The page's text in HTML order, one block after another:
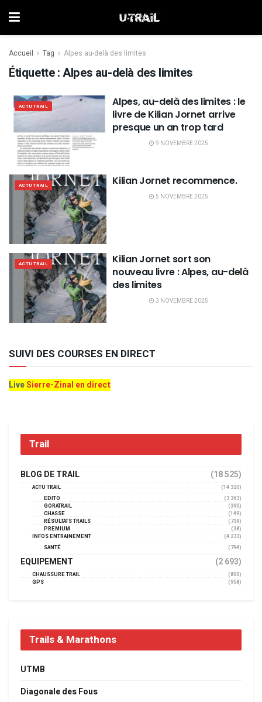
Accueil Tag Alpes au-delà des limites
Étiquette :Alpes au-delà des limites
ACTU TRAIL
Alpes, au-delà des limites : le
livre de Kilian Jornet arrive
presque un an trop tard
9 NOVEMBRE 2025
ACTU TRAIL Kilian Jornet recommence.
5 NOVEMBRE 2025
ACTU TRAIL
Kilian Jornet sort son
nouveau livre : Alpes, au-delà
des limites
3 NOVEMBRE 2025
SUIVI DES COURSES EN DIRECT
LiveSierre-Zinal en direct
Trail
BLOG DE TRAIL (18 525)
ACTU TRAIL
(14 320)
EDITO
(3 363)
GORATRAIL
(390)
CHASSE
(149)
RÉSULTATS TRAILS
(739)
PREMIUM
(38)
INFOS ENTRAINEMENT
(4 233)
SANTÉ
(794)
EQUIPEMENT (2 693)
CHAUSSURE TRAIL
(800)
GPS
(958)
Trails & Marathons
UTMB
Diagonale des Fous